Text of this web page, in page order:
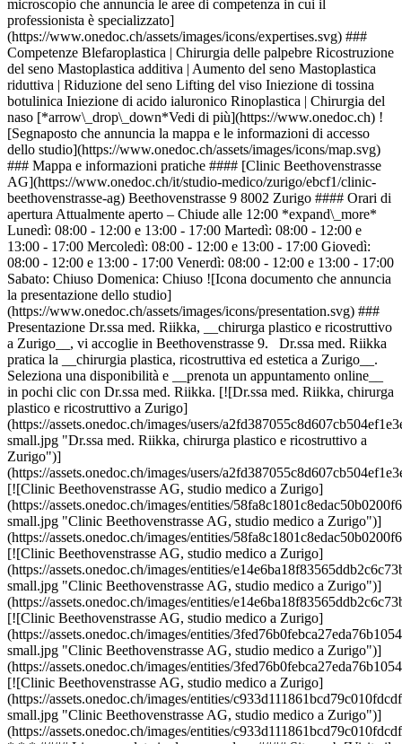
microscopio che annuncia le aree di competenza in cui il
professionista è specializzato]
(https://www.onedoc.ch/assets/images/icons/expertises.svg) ###
Competenze Blefaroplastica | Chirurgia delle palpebre Ricostruzione
del seno Mastoplastica additiva | Aumento del seno Mastoplastica
riduttiva | Riduzione del seno Lifting del viso Iniezione di tossina
botulinica Iniezione di acido ialuronico Rinoplastica | Chirurgia del
naso [*arrow\_drop\_down*Vedi di più](https://www.onedoc.ch) !
[Segnaposto che annuncia la mappa e le informazioni di accesso
dello studio](https://www.onedoc.ch/assets/images/icons/map.svg)
### Mappa e informazioni pratiche #### [Clinic Beethovenstrasse
AG](https://www.onedoc.ch/it/studio-medico/zurigo/ebcf1/clinic-
beethovenstrasse-ag) Beethovenstrasse 9 8002 Zurigo #### Orari di
apertura Attualmente aperto – Chiude alle 12:00 *expand\_more*
Lunedì: 08:00 - 12:00 e 13:00 - 17:00 Martedì: 08:00 - 12:00 e
13:00 - 17:00 Mercoledì: 08:00 - 12:00 e 13:00 - 17:00 Giovedì:
08:00 - 12:00 e 13:00 - 17:00 Venerdì: 08:00 - 12:00 e 13:00 - 17:00
Sabato: Chiuso Domenica: Chiuso ![Icona documento che annuncia
la presentazione dello studio]
(https://www.onedoc.ch/assets/images/icons/presentation.svg) ###
Presentazione Dr.ssa med. Riikka, __chirurga plastico e ricostruttivo
a Zurigo__, vi accoglie in Beethovenstrasse 9. Dr.ssa med. Riikka
pratica la __chirurgia plastica, ricostruttiva ed estetica a Zurigo__.
Seleziona una disponibilità e __prenota un appuntamento online__
in pochi clic con Dr.ssa med. Riikka. [![Dr.ssa med. Riikka, chirurga
plastico e ricostruttivo a Zurigo]
(https://assets.onedoc.ch/images/users/
small.jpg "Dr.ssa med. Riikka, chirurga plastico e ricostruttivo a
Zurigo")]
(https://assets.onedoc.ch/images/users/
[![Clinic Beethovenstrasse AG, studio medico a Zurigo]
(https://assets.onedoc.ch/images/entities/
small.jpg "Clinic Beethovenstrasse AG, studio medico a Zurigo")]
(https://assets.onedoc.ch/images/entities/
[![Clinic Beethovenstrasse AG, studio medico a Zurigo]
(https://assets.onedoc.ch/images/entities/
small.jpg "Clinic Beethovenstrasse AG, studio medico a Zurigo")]
(https://assets.onedoc.ch/images/entities/
[![Clinic Beethovenstrasse AG, studio medico a Zurigo]
(https://assets.onedoc.ch/images/entities/
small.jpg "Clinic Beethovenstrasse AG, studio medico a Zurigo")]
(https://assets.onedoc.ch/images/entities/
[![Clinic Beethovenstrasse AG, studio medico a Zurigo]
(https://assets.onedoc.ch/images/entities/
small.jpg "Clinic Beethovenstrasse AG, studio medico a Zurigo")]
(https://assets.onedoc.ch/images/entities/